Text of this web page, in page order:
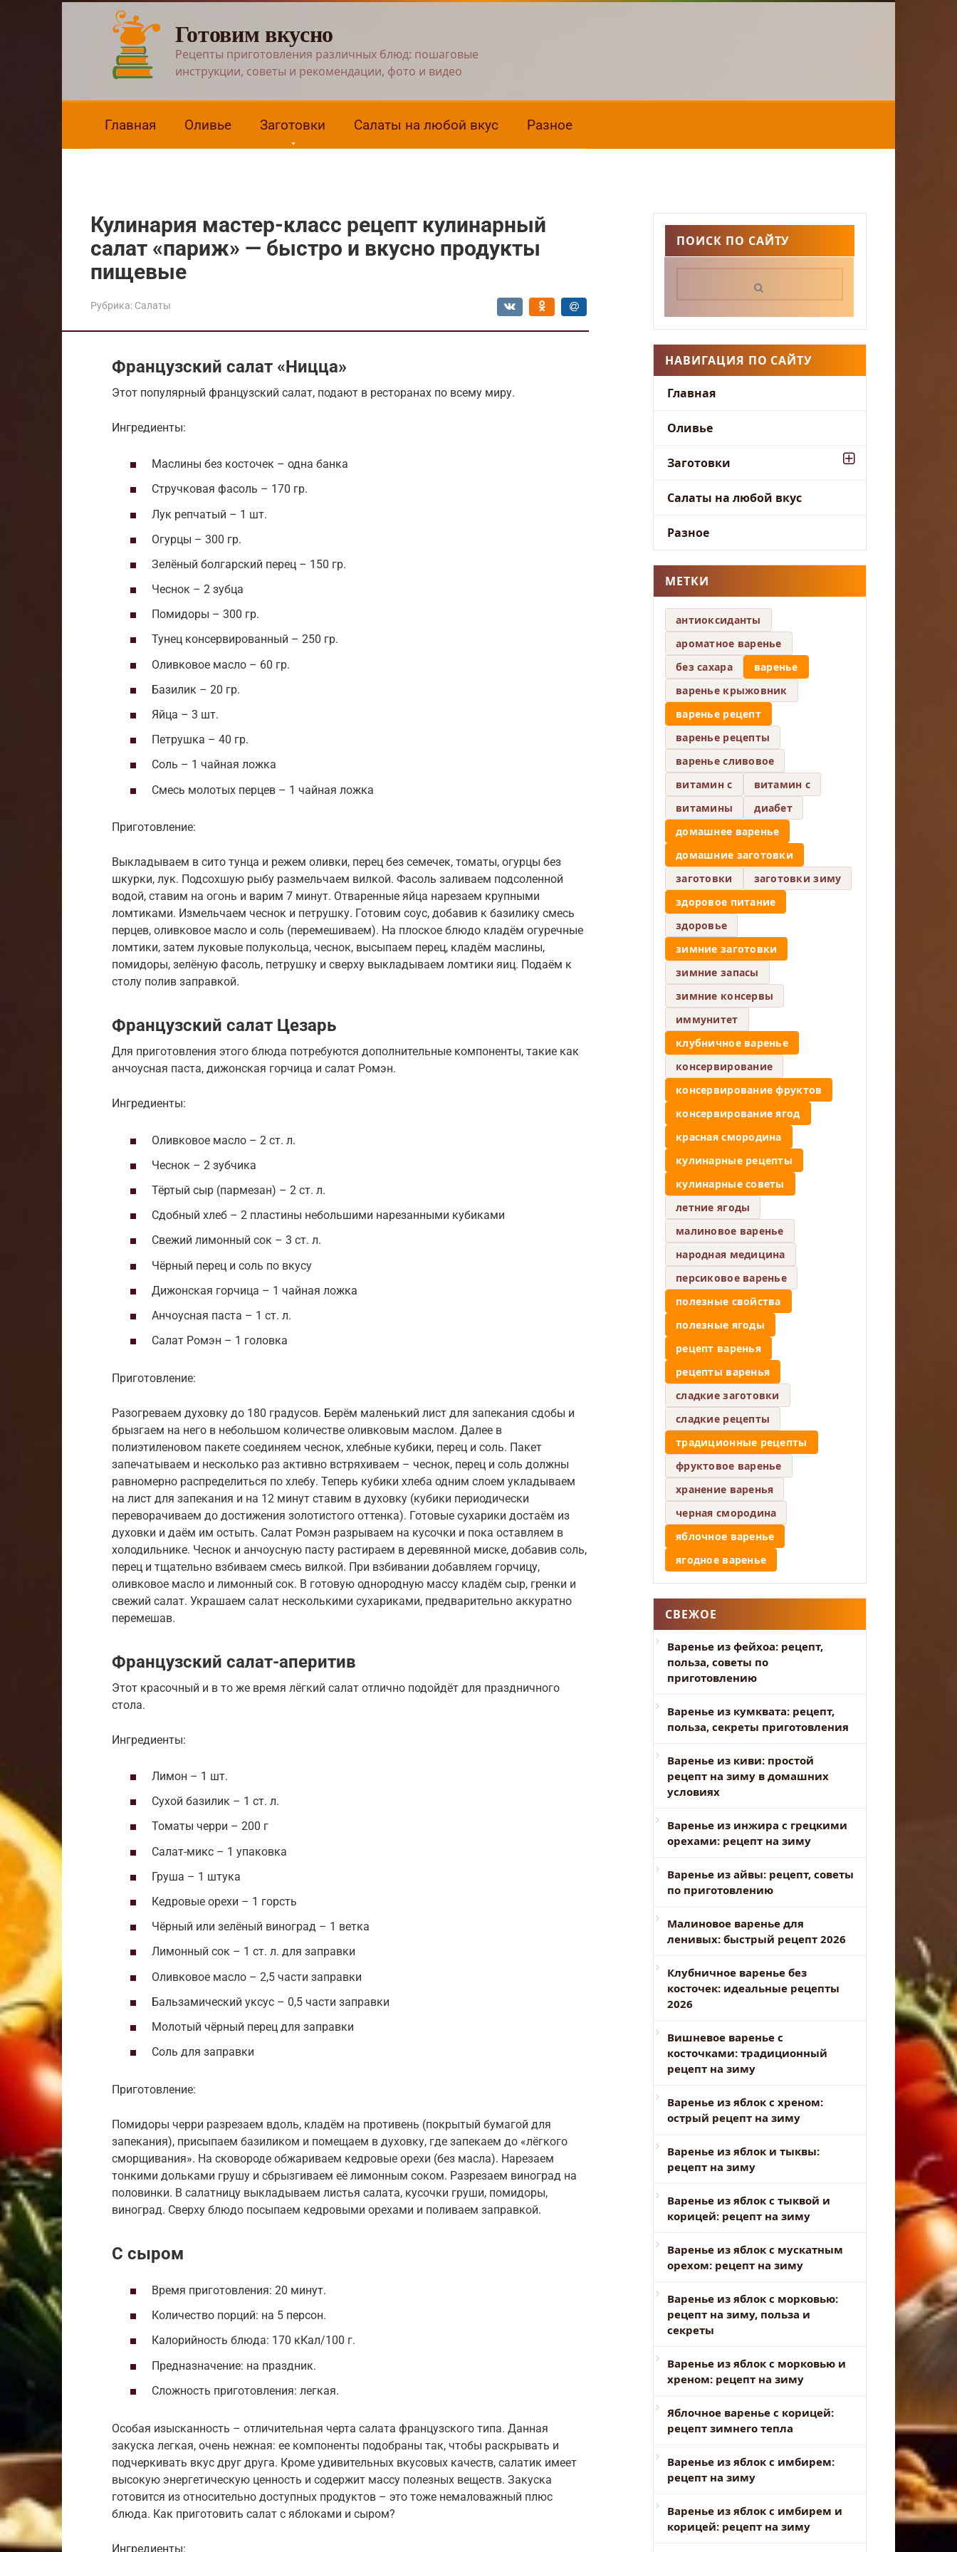
Готовим вкусно
Рецепты приготовления различных блюд: пошаговые
инструкции, советы и рекомендации, фото и видео
Главная Оливье Заготовки Салаты на любой вкус Разное
Кулинария мастер-класс рецепт кулинарный
салат «париж» — быстро и вкусно продукты
пищевые
Рубрика: Салаты
Французский салат «Ницца»
Этот популярный французский салат, подают в ресторанах по всему миру.
Ингредиенты:
Маслины без косточек – одна банка
Стручковая фасоль – 170 гр.
Лук репчатый – 1 шт.
Огурцы – 300 гр.
Зелёный болгарский перец – 150 гр.
Чеснок – 2 зубца
Помидоры – 300 гр.
Тунец консервированный – 250 гр.
Оливковое масло – 60 гр.
Базилик – 20 гр.
Яйца – 3 шт.
Петрушка – 40 гр.
Соль – 1 чайная ложка
Смесь молотых перцев – 1 чайная ложка
Приготовление:
Выкладываем в сито тунца и режем оливки, перец без семечек, томаты, огурцы без
шкурки, лук. Подсохшую рыбу размельчаем вилкой. Фасоль заливаем подсоленной
водой, ставим на огонь и варим 7 минут. Отваренные яйца нарезаем крупными
ломтиками. Измельчаем чеснок и петрушку. Готовим соус, добавив к базилику смесь
перцев, оливковое масло и соль (перемешиваем). На плоское блюдо кладём огуречные
ломтики, затем луковые полукольца, чеснок, высыпаем перец, кладём маслины,
помидоры, зелёную фасоль, петрушку и сверху выкладываем ломтики яиц. Подаём к
столу полив заправкой.
Французский салат Цезарь
Для приготовления этого блюда потребуются дополнительные компоненты, такие как
анчоусная паста, дижонская горчица и салат Ромэн.
Ингредиенты:
Оливковое масло – 2 ст. л.
Чеснок – 2 зубчика
Тёртый сыр (пармезан) – 2 ст. л.
Сдобный хлеб – 2 пластины небольшими нарезанными кубиками
Свежий лимонный сок – 3 ст. л.
Чёрный перец и соль по вкусу
Дижонская горчица – 1 чайная ложка
Анчоусная паста – 1 ст. л.
Салат Ромэн – 1 головка
Приготовление:
Разогреваем духовку до 180 градусов. Берём маленький лист для запекания сдобы и
брызгаем на него в небольшом количестве оливковым маслом. Далее в
полиэтиленовом пакете соединяем чеснок, хлебные кубики, перец и соль. Пакет
запечатываем и несколько раз активно встряхиваем – чеснок, перец и соль должны
равномерно распределиться по хлебу. Теперь кубики хлеба одним слоем укладываем
на лист для запекания и на 12 минут ставим в духовку (кубики периодически
переворачиваем до достижения золотистого оттенка). Готовые сухарики достаём из
духовки и даём им остыть. Салат Ромэн разрываем на кусочки и пока оставляем в
холодильнике. Чеснок и анчоусную пасту растираем в деревянной миске, добавив соль,
перец и тщательно взбиваем смесь вилкой. При взбивании добавляем горчицу,
оливковое масло и лимонный сок. В готовую однородную массу кладём сыр, гренки и
свежий салат. Украшаем салат несколькими сухариками, предварительно аккуратно
перемешав.
Французский салат-аперитив
Этот красочный и в то же время лёгкий салат отлично подойдёт для праздничного
стола.
Ингредиенты:
Лимон – 1 шт.
Сухой базилик – 1 ст. л.
Томаты черри – 200 г
Салат-микс – 1 упаковка
Груша – 1 штука
Кедровые орехи – 1 горсть
Чёрный или зелёный виноград – 1 ветка
Лимонный сок – 1 ст. л. для заправки
Оливковое масло – 2,5 части заправки
Бальзамический уксус – 0,5 части заправки
Молотый чёрный перец для заправки
Соль для заправки
Приготовление:
Помидоры черри разрезаем вдоль, кладём на противень (покрытый бумагой для
запекания), присыпаем базиликом и помещаем в духовку, где запекаем до «лёгкого
сморщивания». На сковороде обжариваем кедровые орехи (без масла). Нарезаем
тонкими дольками грушу и сбрызгиваем её лимонным соком. Разрезаем виноград на
половинки. В салатницу выкладываем листья салата, кусочки груши, помидоры,
виноград. Сверху блюдо посыпаем кедровыми орехами и поливаем заправкой.
С сыром
Время приготовления: 20 минут.
Количество порций: на 5 персон.
Калорийность блюда: 170 кКал/100 г.
Предназначение: на праздник.
Сложность приготовления: легкая.
Особая изысканность – отличительная черта салата французского типа. Данная
закуска легкая, очень нежная: ее компоненты подобраны так, чтобы раскрывать и
подчеркивать вкус друг друга. Кроме удивительных вкусовых качеств, салатик имеет
высокую энергетическую ценность и содержит массу полезных веществ. Закуска
готовится из относительно доступных продуктов – это тоже немаловажный плюс
блюда. Как приготовить салат с яблоками и сыром?
Ингредиенты:
ПОИСК ПО САЙТУ
НАВИГАЦИЯ ПО САЙТУ
Главная
Оливье
Заготовки
Салаты на любой вкус
Разное
МЕТКИ
антиоксиданты
ароматное варенье
без сахара
варенье
варенье крыжовник
варенье рецепт
варенье рецепты
варенье сливовое
витамин c
витамин с
витамины
диабет
домашнее варенье
домашние заготовки
заготовки
заготовки зиму
здоровое питание
здоровье
зимние заготовки
зимние запасы
зимние консервы
иммунитет
клубничное варенье
консервирование
консервирование фруктов
консервирование ягод
красная смородина
кулинарные рецепты
кулинарные советы
летние ягоды
малиновое варенье
народная медицина
персиковое варенье
полезные свойства
полезные ягоды
рецепт варенья
рецепты варенья
сладкие заготовки
сладкие рецепты
традиционные рецепты
фруктовое варенье
хранение варенья
черная смородина
яблочное варенье
ягодное варенье
СВЕЖОЕ
Варенье из фейхоа: рецепт,
польза, советы по
приготовлению
Варенье из кумквата: рецепт,
польза, секреты приготовления
Варенье из киви: простой
рецепт на зиму в домашних
условиях
Варенье из инжира с грецкими
орехами: рецепт на зиму
Варенье из айвы: рецепт, советы
по приготовлению
Малиновое варенье для
ленивых: быстрый рецепт 2026
Клубничное варенье без
косточек: идеальные рецепты
2026
Вишневое варенье с
косточками: традиционный
рецепт на зиму
Варенье из яблок с хреном:
острый рецепт на зиму
Варенье из яблок и тыквы:
рецепт на зиму
Варенье из яблок с тыквой и
корицей: рецепт на зиму
Варенье из яблок с мускатным
орехом: рецепт на зиму
Варенье из яблок с морковью:
рецепт на зиму, польза и
секреты
Варенье из яблок с морковью и
хреном: рецепт на зиму
Яблочное варенье с корицей:
рецепт зимнего тепла
Варенье из яблок с имбирем:
рецепт на зиму
Варенье из яблок с имбирем и
корицей: рецепт на зиму